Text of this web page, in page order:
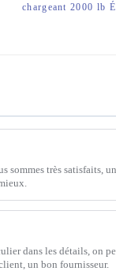
chargeant 2000 lb
sommes très satisfaits,
dans les détails, on
un bon fournisseur.